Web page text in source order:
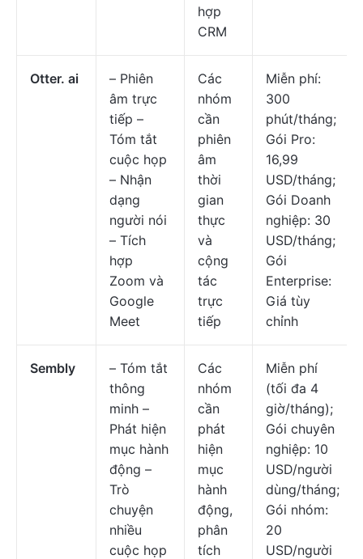
hợp
CRM
Otter. ai
– Phiên
âm trực
tiếp –
Tóm tắt
cuộc họp
– Nhận
dạng
người nói
– Tích
hợp
Zoom và
Google
Meet
Các
nhóm
cần
phiên
âm
thời
gian
thực
và
cộng
tác
trực
tiếp
Miễn phí:
300
phút/tháng;
Gói Pro:
16,99
USD/tháng;
Gói Doanh
nghiệp: 30
USD/tháng;
Gói
Enterprise:
Giá tùy
chỉnh
Sembly
– Tóm tắt
thông
minh –
Phát hiện
mục hành
động –
Trò
chuyện
nhiều
cuộc họp
Các
nhóm
cần
phát
hiện
mục
hành
động,
phân
tích
Miễn phí
(tối đa 4
giờ/tháng);
Gói chuyên
nghiệp: 10
USD/người
dùng/tháng;
Gói nhóm:
20
USD/người